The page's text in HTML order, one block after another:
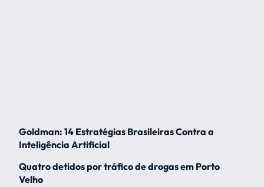
Goldman: 14 Estratégias Brasileiras Contra a
Inteligência Artificial
Quatro detidos por tráfico de drogas em Porto
Velho